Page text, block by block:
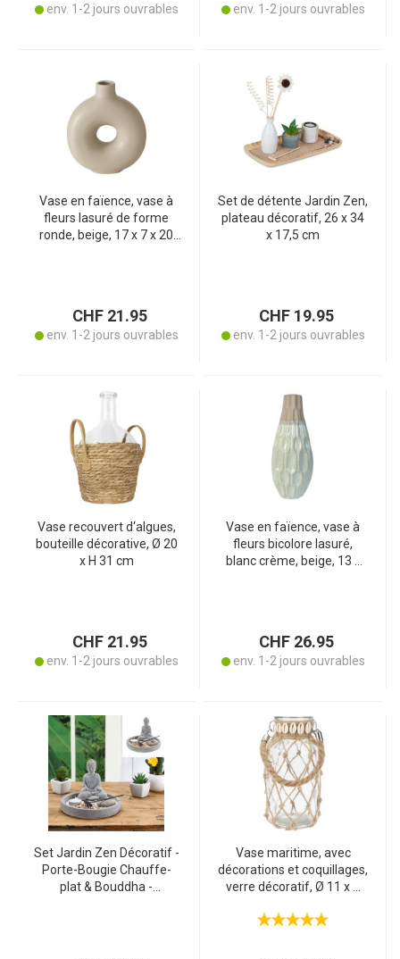
env. 1-2 jours ouvrables env. 1-2 jours ouvrables
Vase en faïence, vase à
fleurs lasuré de forme
ronde, beige, 17 x 7 x 20
CHF 21.95
env. 1-2 jours ouvrables
Set de détente Jardin Zen,
plateau décoratif, 26 x 34
x 17,5 cm
CHF 19.95
env. 1-2 jours ouvrables
Vase recouvert d‘algues,
bouteille décorative, Ø 20
x H 31 cm
CHF 21.95
env. 1-2 jours ouvrables
Vase en faïence, vase à
fleurs bicolore lasuré,
blanc crème, beige, 13 x
CHF 26.95
env. 1-2 jours ouvrables
Set Jardin Zen Décoratif -
Porte-Bougie Chauffe-
plat & Bouddha -
Vase maritime, avec
décorations et coquillages,
verre décoratif, Ø 11 x H